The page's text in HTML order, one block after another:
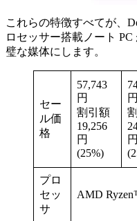
これらの特徴すべてが、
ロセッサー搭載ノート
璧な媒体にします。
セー
ル価
格
57,743
円
割引額
19,256
円
(25%)
円
円
プロ
セッ
サ
AMD